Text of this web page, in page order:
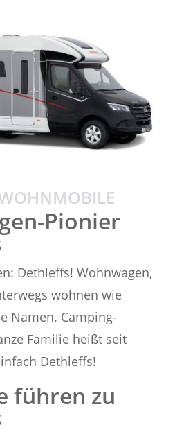
Pionier
Dethleffs! Wohnwagen,
wohnen wie
Namen. Camping-
Familie heißt seit
Dethleffs!
führen zu